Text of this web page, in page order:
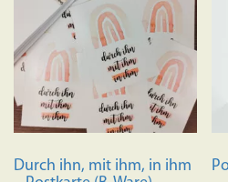
auf.
Die
Optionen
können
auf
der
gewählt
Durch ihn, mit ihm, in ihm